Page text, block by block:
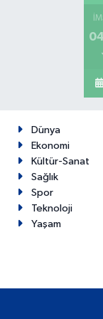
Dünya
Ekonomi
Kültür-Sanat
Sağlık
Spor
Teknoloji
Yaşam